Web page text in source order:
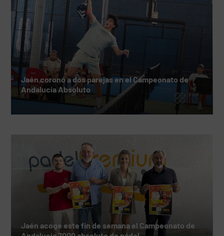
Jaén coronó a dos parejas en el Campeonato de
Andalucía Absoluto
Jaén acoge este fin de semana el Campeonato de